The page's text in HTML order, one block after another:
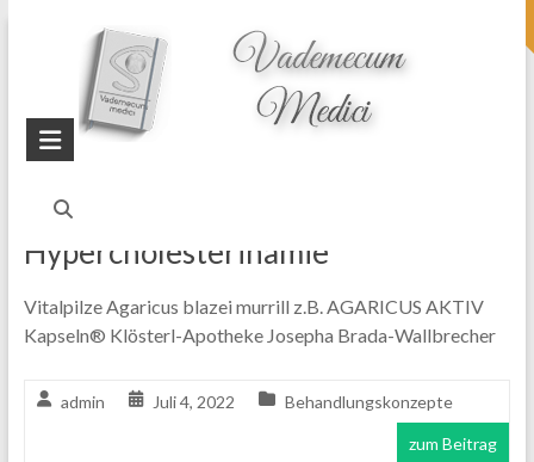
topheader
Startseite
Blog
Hyperlipidämie
Hypercholesterinämie
Vitalpilze Agaricus blazei murrill z.B. AGARICUS AKTIV
Kapseln® Klösterl-Apotheke Josepha Brada-Wallbrecher
admin Juli 4, 2022 Behandlungskonzepte
zum Beitrag